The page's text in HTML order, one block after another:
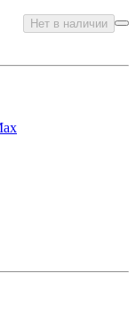
Нет в наличии